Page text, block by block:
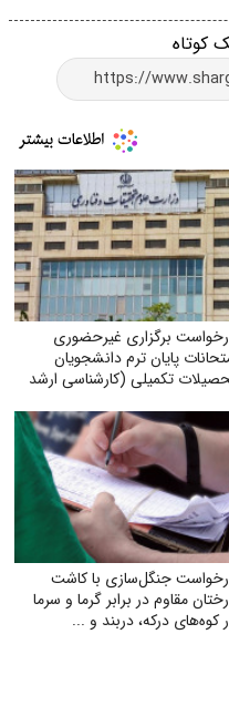
کوتاه
برگزاری غیرحضوری
پایان ترم دانشجویان
تکمیلی (کارشناسی ارشد
جنگل‌سازی با کاشت
مقاوم در برابر گرما و سرما
کوه‌های درکه، دربند و ...